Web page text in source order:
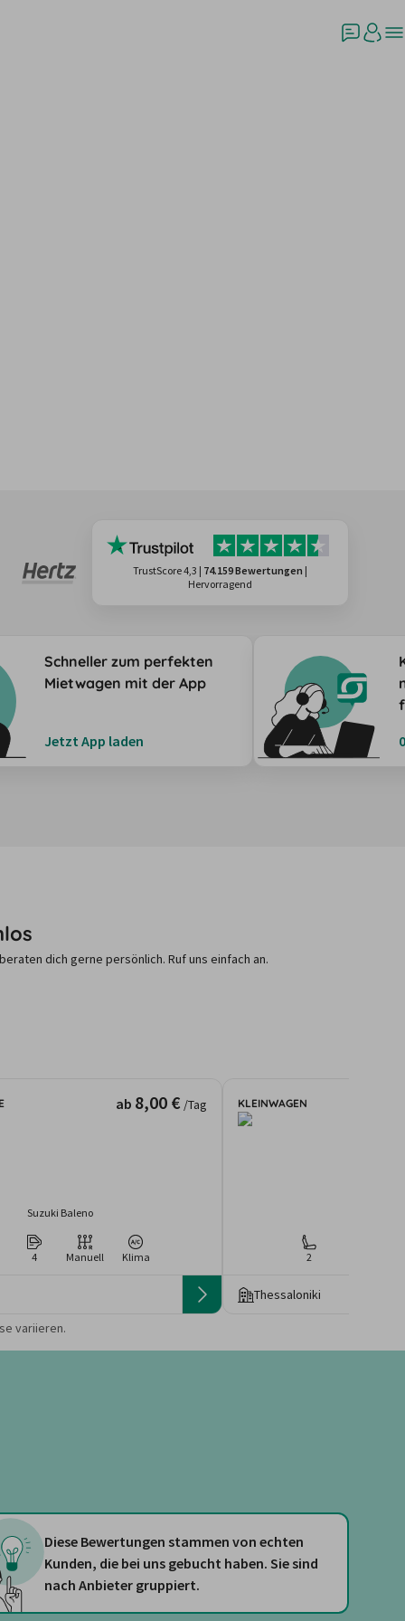
TrustScore 4,3 | 74.159 Bewertungen |
Hervorragend
Schneller zum perfekten
Mietwagen mit der App
Jetzt App laden
dich gerne persönlich. Ruf uns einfach an.
ab 8,00 € /Tag
Suzuki Baleno
4 Manuell Klima
KLEINWAGEN
2
Thessaloniki
Preise von der
variieren.
Diese Bewertungen stammen von echten
Kunden, die bei uns gebucht haben. Sie sind
nach Anbieter gruppiert.